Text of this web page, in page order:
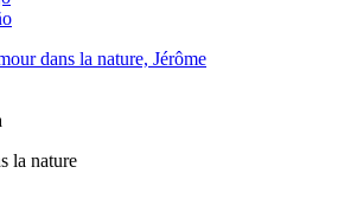
la nature